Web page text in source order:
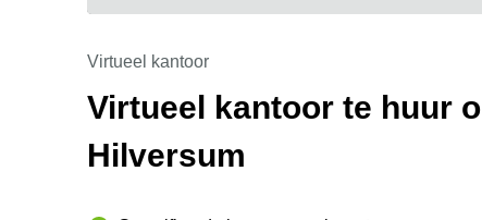
Virtueel kantoor
Virtueel kantoor te huur
Hilversum